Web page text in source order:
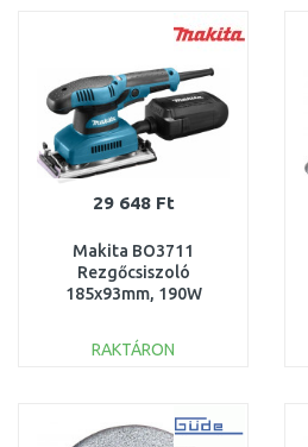
Összehasonlítás
29 648 Ft
Makita BO3711
Rezgőcsiszoló
185x93mm, 190W
RAKTÁRON
Összehasonlítás